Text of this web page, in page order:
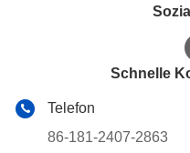
Schnelle
Telefon
86-181-2407-2863